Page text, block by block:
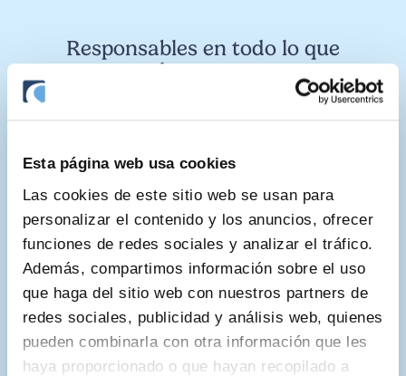
Esta página web usa cookies
Las cookies de este sitio web se usan para
personalizar el contenido y los anuncios, ofrecer
funciones de redes sociales y analizar el tráfico.
Además, compartimos información sobre el uso
que haga del sitio web con nuestros partners de
redes sociales, publicidad y análisis web, quienes
pueden combinarla con otra información que les
haya proporcionado o que hayan recopilado a
Responsables en todo lo que
hacemos
La mayor solvencia con toda la
experiencia